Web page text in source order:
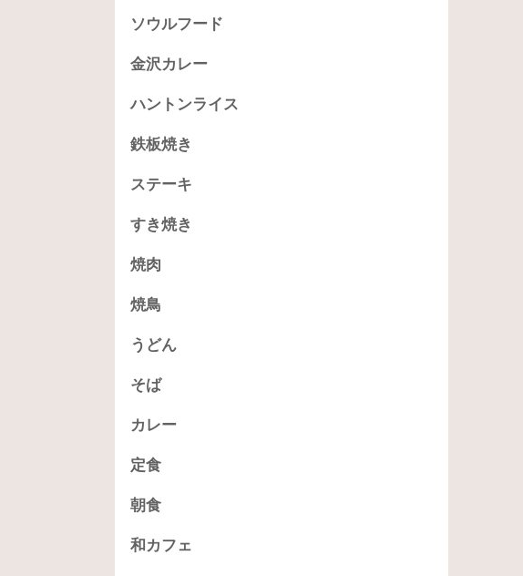
ソウルフード
金沢カレー
ハントンライス
鉄板焼き
ステーキ
すき焼き
焼肉
焼鳥
うどん
そば
カレー
定食
朝食
和カフェ